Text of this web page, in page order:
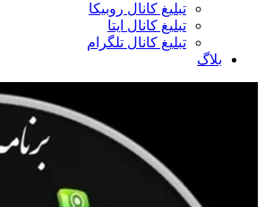
تبلیغ کانال روبیکا
تبلیغ کانال ایتا
تبلیغ کانال تلگرام
بلاگ